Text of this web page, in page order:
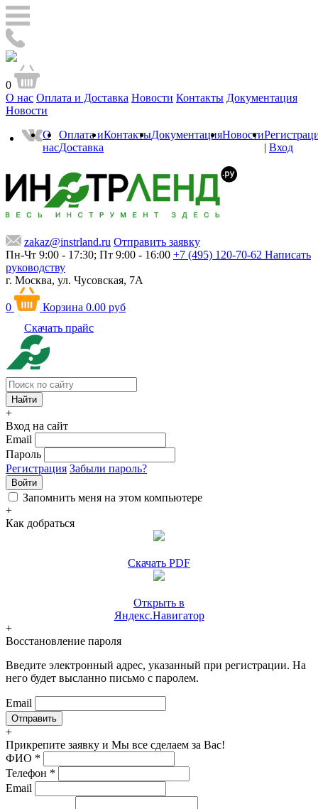
0
О нас Оплата и Доставка Новости Контакты Документация
Новости
О
нас
Оплата и
Доставка
КонтактыДокументацияНовости
| Вход
zakaz@instrland.ru Отправить заявку
Пн-Чт 9:00 - 17:30; Пт 9:00 - 16:00 +7 (495) 120-70-62 Написать
руководству
г. Москва, ул. Чусовская, 7А
0 Корзина 0.00 руб
Скачать прайс
+
Вход на сайт
Email
Пароль
Регистрация Забыли пароль?
Войти
Запомнить меня на этом компьютере
+
Как добраться
Скачать PDF
Открыть в
Яндекс.Навигатор
+
Восстановление пароля
Введите электронный адрес, указанный при регистрации. На
него будет высланно письмо с паролем.
Email
+
Прикрепите заявку и Мы все сделаем за Вас!
ФИО *
Телефон *
Email